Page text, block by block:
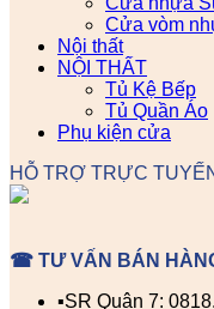
Cửa vòm
Nội thất
NỘI THẤT
Tủ Kệ Bếp
Tủ Quần Áo
Phụ kiện cửa
HỖ TRỢ TRỰC
☎ TƯ VẤN BÁN
▪️SR Quận 7: